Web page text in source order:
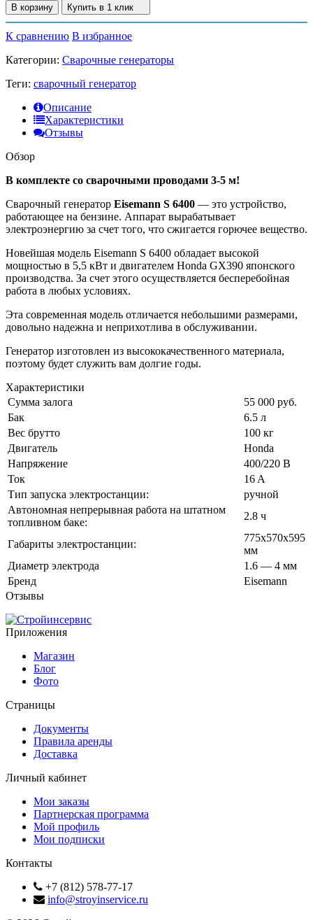
В корзину
Купить в 1 клик
К сравнению В избранное
Категории: Сварочные генераторы
Теги: сварочный генератор
Описание
Характеристики
Отзывы
Обзор
В комплекте со сварочными проводами 3-5 м!
Сварочный генератор Eisemann S 6400 — это устройство,
работающее на бензине. Аппарат вырабатывает
электроэнергию за счет того, что сжигается горючее вещество.
Новейшая модель Eisemann S 6400 обладает высокой
мощностью в 5,5 кВт и двигателем Honda GX390 японского
производства. За счет этого осуществляется бесперебойная
работа в любых условиях.
Эта современная модель отличается небольшими размерами,
довольно надежна и неприхотлива в обслуживании.
Генератор изготовлен из высококачественного материала,
поэтому будет служить вам долгие годы.
Характеристики
Сумма залога
55 000 руб.
Бак
6.5 л
Вес брутто
100 кг
Двигатель
Honda
Напряжение
400/220 В
Ток
16 A
Тип запуска электростанции:
ручной
Автономная непрерывная работа на штатном
топливном баке:
2.8 ч
Габариты электростанции:
775х570х595
мм
Диаметр электрода
1.6 — 4 мм
Бренд
Eisemann
Отзывы
Приложения
Магазин
Блог
Фото
Страницы
Документы
Правила аренды
Доставка
Личный кабинет
Мои заказы
Партнерская программа
Мой профиль
Мои подписки
Контакты
+7 (812) 578-77-17
info@stroyinservice.ru